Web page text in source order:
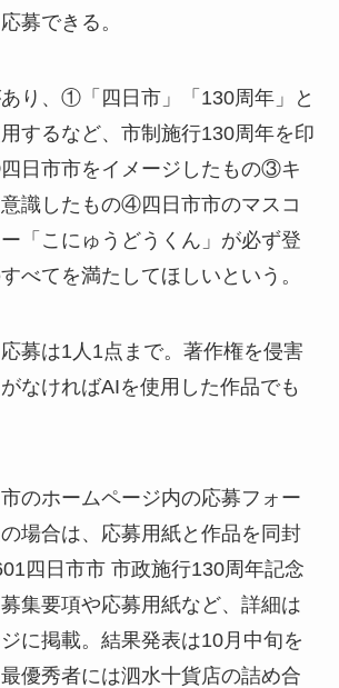
募できる。
り、①「四日市」「130周年」と
するなど、市制施行130周年を印
日市市をイメージしたもの③キ
識したもの④四日市市のマスコ
「こにゅうどうくん」が必ず登
べてを満たしてほしいという。
募は1人1点まで。著作権を侵害
なければAIを使用した作品でも
のホームページ内の応募フォー
場合は、応募用紙と作品を同封
四日市市 市政施行130周年記念
集要項や応募用紙など、詳細は
に掲載。結果発表は10月中旬を
優秀者には泗水十貨店の詰め合